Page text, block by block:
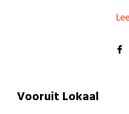
Vooruit Lokaal